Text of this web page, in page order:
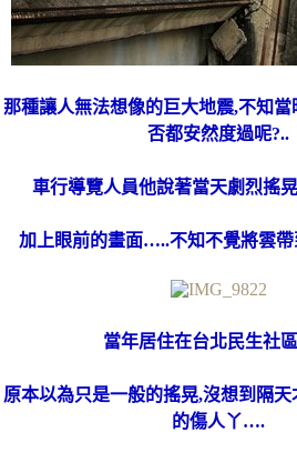
那種讓人無法想像的巨大地震,不知
否都安然度過呢?..
車行導覽人員他說著當天劇烈搖
加上眼前的畫面…..不知不覺將雲
當年居住在台北民生社
原本以為只是一般的搖晃,沒想到隔
的傷人丫….